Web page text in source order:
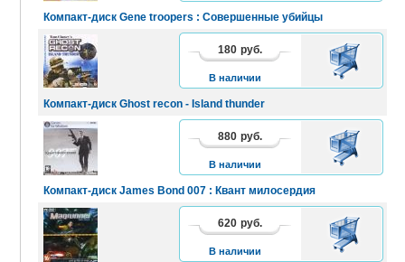
Компакт-диск Gene troopers : Совершенные убийцы
Компакт-диск Ghost recon - Island thunder
180 руб.
В наличии
В
КОРЗИНУ
Компакт-диск James Bond 007 : Квант милосердия
880 руб.
В наличии
В
КОРЗИНУ
620 руб.
В наличии
В
КОРЗИНУ